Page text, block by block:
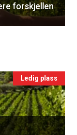
×
fra
Du
å få
forskjellen
Ledig plass